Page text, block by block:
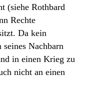
(siehe Rothbard
Rechte
Da kein
seines Nachbarn
in einen Krieg zu
nicht an einen